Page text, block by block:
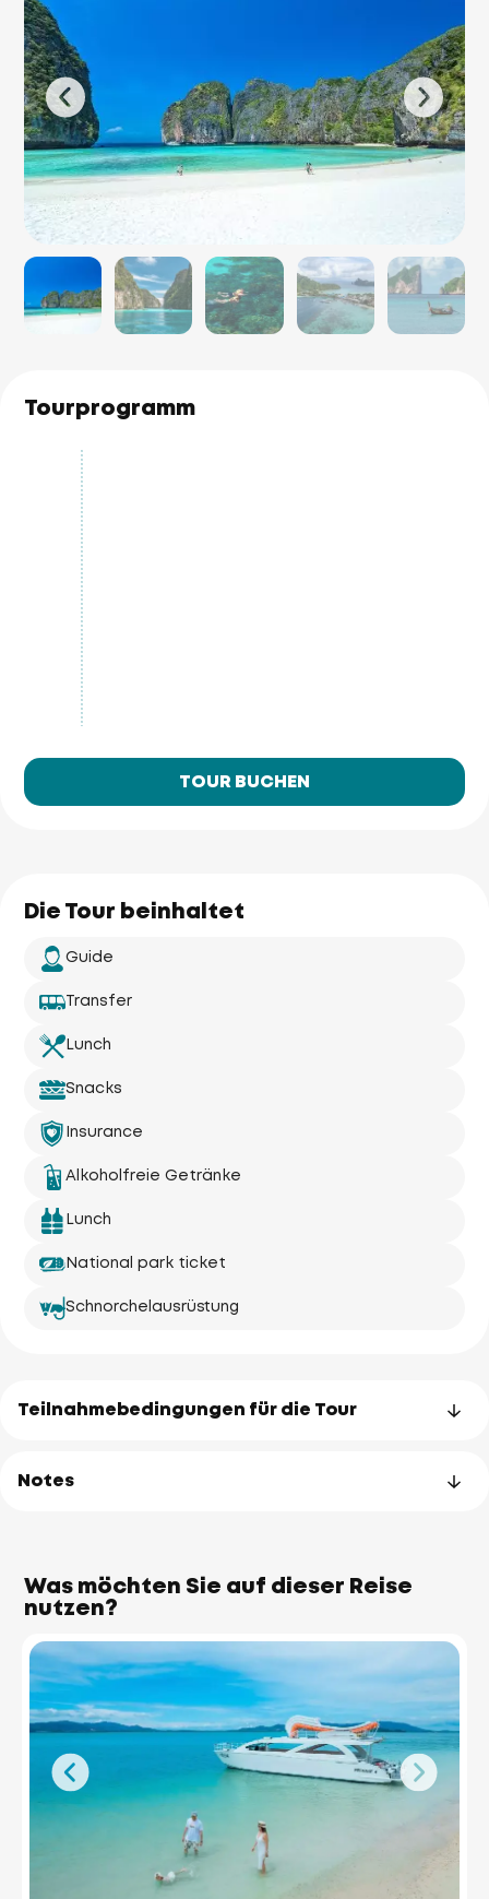
Tourprogramm
TOUR BUCHEN
Die Tour beinhaltet
Guide
Transfer
Lunch
Snacks
Insurance
Alkoholfreie Getränke
Lunch
National park ticket
Schnorchelausrüstung
Teilnahmebedingungen für die Tour
Notes
Was möchten Sie auf dieser Reise
nutzen?